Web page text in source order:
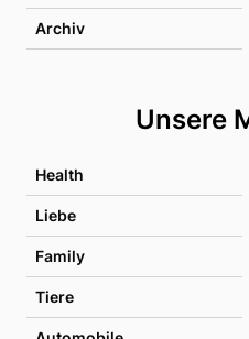
Archiv
Unsere
Health
Liebe
Family
Tiere